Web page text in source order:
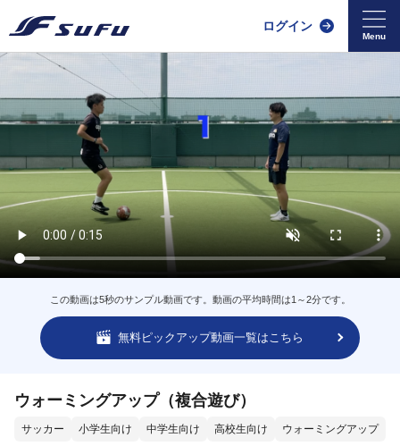
ログイン
この動画は5秒のサンプル動画です。動画の平均時間は1～2分です。
無料ピックアップ動画一覧はこちら
ウォーミングアップ（複合遊び）
サッカー 小学生向け 中学生向け 高校生向け ウォーミングアップ